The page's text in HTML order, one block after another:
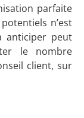
parfaite
n’est
anticiper peut
le nombre
client, sur